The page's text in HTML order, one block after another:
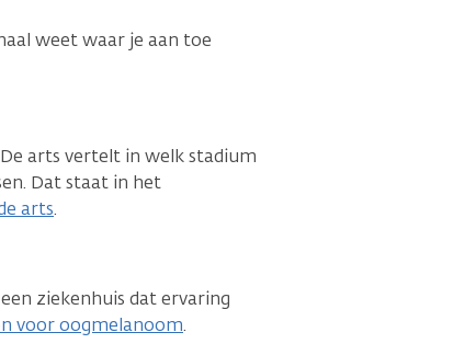
weet waar je aan toe
arts vertelt in welk stadium
Dat staat in het
arts.
ziekenhuis dat ervaring
voor oogmelanoom.